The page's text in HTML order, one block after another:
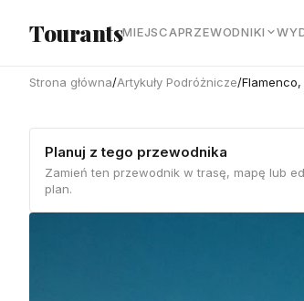
TourantsMIEJSCAPRZEWODNIKI
Strona główna/Artykuły Podróżnicze/
Planuj z tego przewodnika
Zamień ten przewodnik w trasę, mapę lub
plan.